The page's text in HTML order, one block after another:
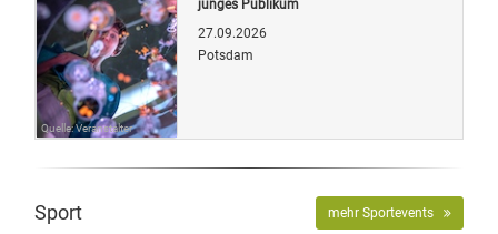
Quelle: Veranstalter
junges Publikum
27.09.2026
Potsdam
Sport mehr Sportevents